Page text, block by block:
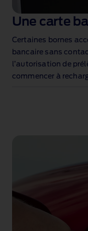
Une carte
Certaines bornes
bancaire sans
l’autorisation de
commencer à